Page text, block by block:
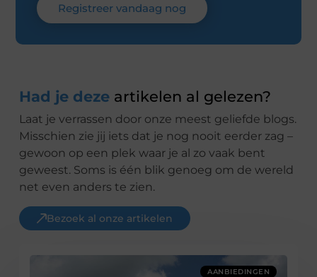
Registreer vandaag nog
Had je deze artikelen al gelezen?
Laat je verrassen door onze meest geliefde blogs.
Misschien zie jij iets dat je nog nooit eerder zag –
gewoon op een plek waar je al zo vaak bent
geweest. Soms is één blik genoeg om de wereld
net even anders te zien.
Bezoek al onze artikelen
AANBIEDINGEN